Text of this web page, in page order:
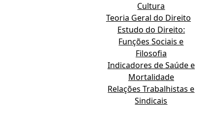
Cultura
Teoria Geral do Direito
Estudo do Direito:
Funções Sociais e
Filosofia
Indicadores de Saúde e
Mortalidade
Relações Trabalhistas e
Sindicais